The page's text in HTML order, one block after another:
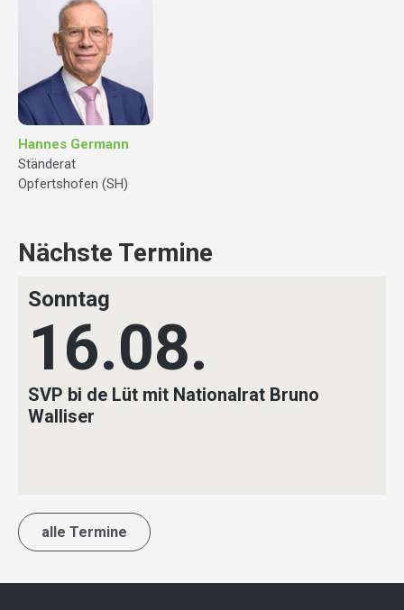
Hannes Germann
Ständerat
Opfertshofen (SH)
Nächste Termine
Sonntag
16.08.
SVP bi de Lüt mit Nationalrat Bruno
Walliser
alle Termine